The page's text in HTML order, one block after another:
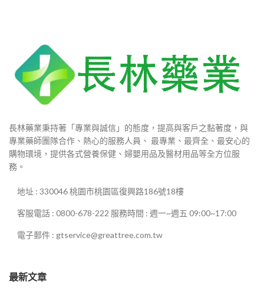
長林藥業秉持著「專業與誠信」的態度，提高與客戶之黏著度，與
專業藥師團隊合作、熱心的服務人員、 最專業、最齊全、最安心的
購物環境，提供各式營養保健、婦嬰用品及醫材用品等全方位服
務。
地址 : 330046 桃園市桃園區復興路186號18樓
客服電話 : 0800-678-222 服務時間 : 週一~週五 09:00~17:00
電子郵件 : gtservice@greattree.com.tw
最新文章